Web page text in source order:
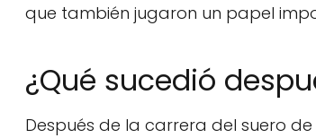
que también jugaron un papel
¿Qué sucedió
Después de la carrera del suero